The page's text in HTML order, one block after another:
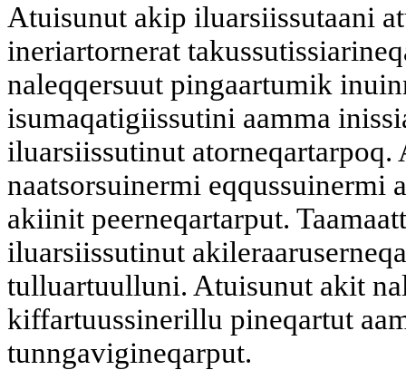
Atuisunut akip iluarsiissutaani
ineriartornerat
naleqqersuut pingaartumik
isumaqatigiissutini aamma
iluarsiissutinut
naatsorsuinermi
akiinit peerneqartarput.
iluarsiissutinut
tulluartuulluni. Atuisunut akit
kiffartuussinerillu pineqartut
tunngavigineqarput.